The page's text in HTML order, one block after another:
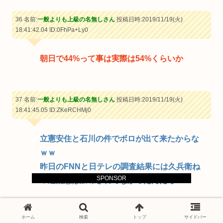
SPONSOR
36 名前:一般よりも上級の名無しさん投稿日時:2019/11/19(火)
18:41:42.04ID:0FhPa+Ly0
朝日で44%って事は実際は54%くらいか
37 名前:一般よりも上級の名無しさん投稿日時:2019/11/19(火)
18:41:45.05ID:ZKeRCHMj0
立憲安住と石川の件でボロが出て来たからな
ｗｗ
昨日のFNNと日テレの調査結果には久兵衛ね
つ造疑惑は加味されてなかったんだろｗ
ホーム 検索 トップ サイドバー